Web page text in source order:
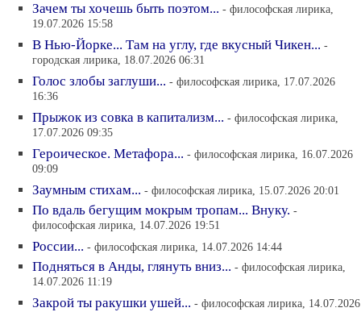
Зачем ты хочешь быть поэтом... - философская лирика,
19.07.2026 15:58
В Нью-Йорке... Там на углу, где вкусный Чикен... -
городская лирика, 18.07.2026 06:31
Голос злобы заглуши... - философская лирика, 17.07.2026
16:36
Прыжок из совка в капитализм... - философская лирика,
17.07.2026 09:35
Героическое. Метафора... - философская лирика, 16.07.2026
09:09
Заумным стихам... - философская лирика, 15.07.2026 20:01
По вдаль бегущим мокрым тропам... Внуку. -
философская лирика, 14.07.2026 19:51
России... - философская лирика, 14.07.2026 14:44
Подняться в Анды, глянуть вниз... - философская лирика,
14.07.2026 11:19
Закрой ты ракушки ушей... - философская лирика, 14.07.2026